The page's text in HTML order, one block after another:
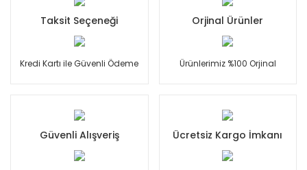
Taksit Seçeneği
Kredi Kartı ile Güvenli Ödeme
Orjinal Ürünler
Ürünlerimiz %100 Orjinal
Güvenli Alışveriş Ücretsiz Kargo İmkanı